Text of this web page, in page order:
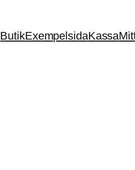
ButikExempelsidaKassa